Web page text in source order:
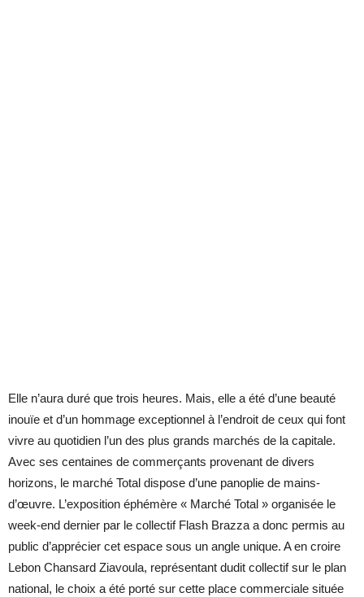
Elle n’aura duré que trois heures. Mais, elle a été d’une beauté
inouïe et d’un hommage exceptionnel à l’endroit de ceux qui font
vivre au quotidien l’un des plus grands marchés de la capitale.
Avec ses centaines de commerçants provenant de divers
horizons, le marché Total dispose d’une panoplie de mains-
d’œuvre. L’exposition éphémère « Marché Total » organisée le
week-end dernier par le collectif Flash Brazza a donc permis au
public d’apprécier cet espace sous un angle unique. A en croire
Lebon Chansard Ziavoula, représentant dudit collectif sur le plan
national, le choix a été porté sur cette place commerciale située